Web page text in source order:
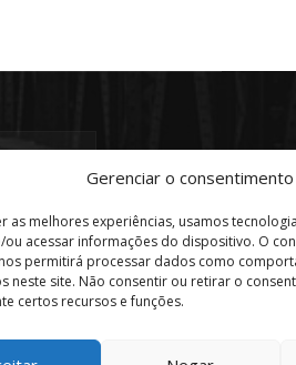
Gerenciar o consentimento
as melhores experiências, usamos
ou acessar informações do dispositivo. O
permitirá processar dados como
neste site. Não consentir ou retirar o
certos recursos e funções.